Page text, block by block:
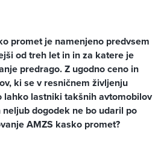
promet je namenjeno predvsem
od treh let in in za katere je
predrago. Z ugodno ceno in
ki se v resničnem življenju
lahko lastniki takšnih avtomobilov
dogodek ne bo udaril po
AMZS kasko promet?